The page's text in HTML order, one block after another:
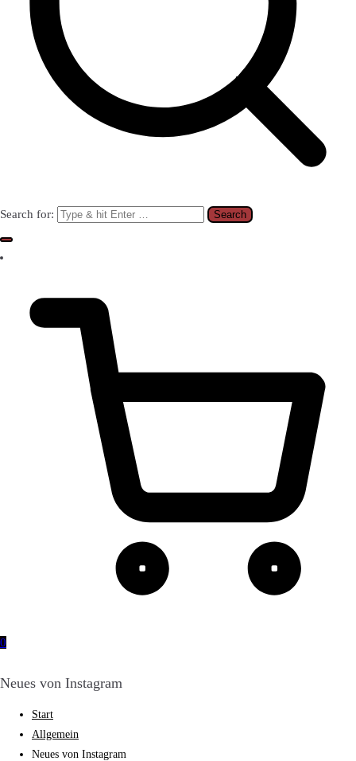
Search for:
0
Neues von Instagram
Start
Allgemein
Neues von Instagram